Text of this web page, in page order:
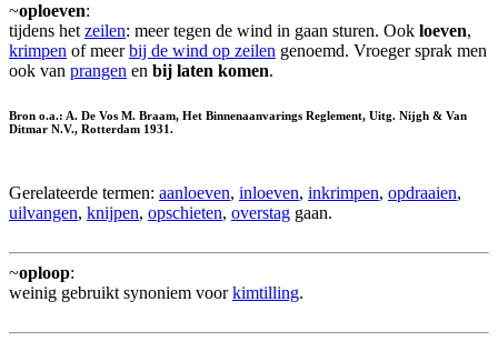
~oploeven:
tijdens het zeilen: meer tegen de wind in gaan sturen. Ook loeven,
krimpen of meerbij de wind op zeilen genoemd. Vroeger sprak men
ook van prangen en bij laten komen.
Bron o.a.: A. De Vos M. Braam, Het Binnenaanvarings Reglement, Uitg. Nijgh & Van
Ditmar N.V., Rotterdam 1931.
Gerelateerde termen: aanloeven, inloeven, inkrimpen, opdraaien,
uilvangen, knijpen, opschieten, overstag gaan.
~oploop:
weinig gebruikt synoniem voorkimtilling.